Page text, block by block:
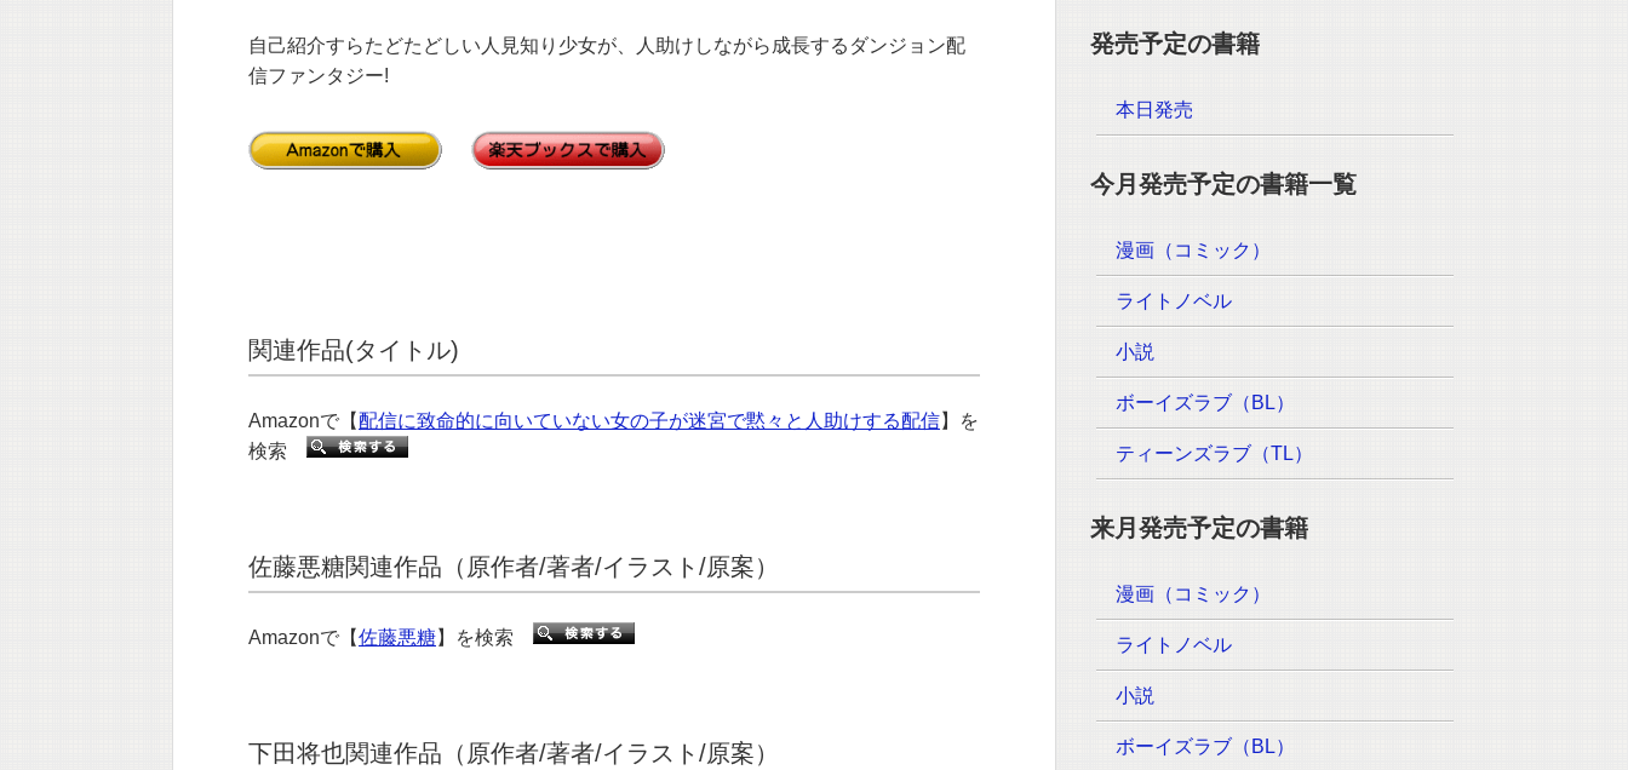
自己紹介すらたどたどしい人見知り少女が、人助けしながら成長するダンジョン配
信ファンタジー!
関連作品(タイトル)
Amazonで【配信に致命的に向いていない女の子が迷宮で黙々と人助けする配信】を
検索
佐藤悪糖関連作品（原作者/著者/イラスト/原案）
Amazonで【佐藤悪糖】を検索
下田将也関連作品（原作者/著者/イラスト/原案）
発売予定の書籍
本日発売
今月発売予定の書籍一覧
漫画（コミック）
ライトノベル
小説
ボーイズラブ（BL）
ティーンズラブ（TL）
来月発売予定の書籍
漫画（コミック）
ライトノベル
小説
ボーイズラブ（BL）